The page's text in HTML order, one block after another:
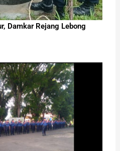
Damkar Rejang Lebong